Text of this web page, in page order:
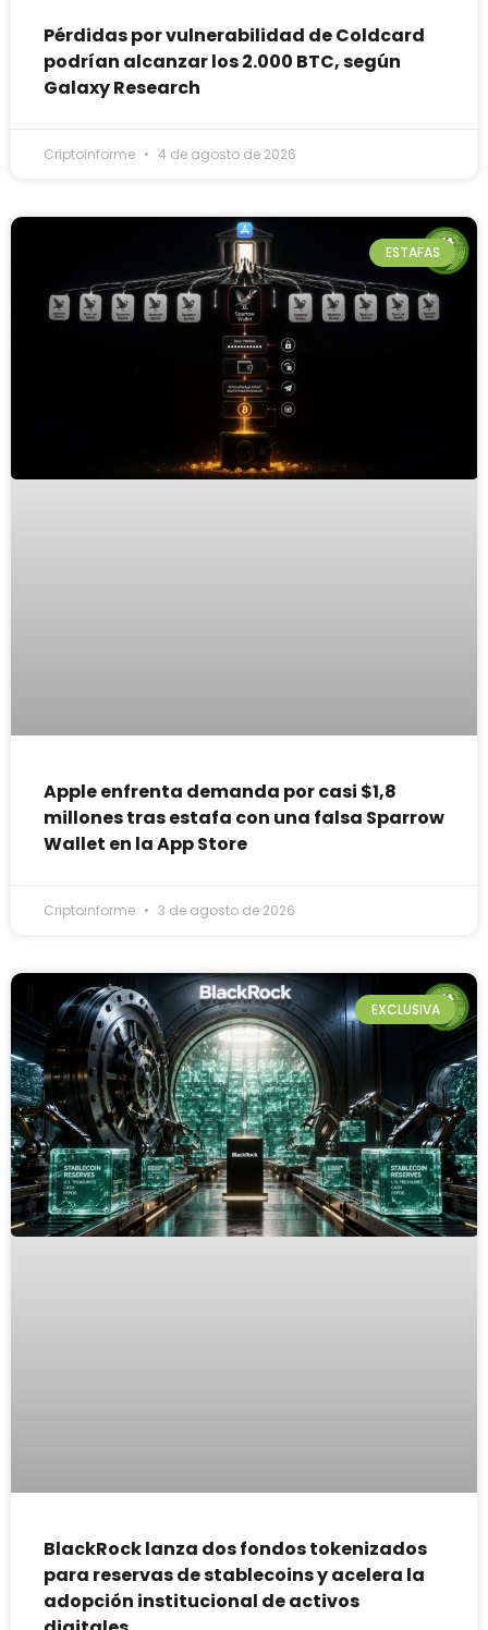
Pérdidas por vulnerabilidad de Coldcard
podrían alcanzar los 2.000 BTC, según
Galaxy Research
Criptoinforme 4 de agosto de 2026
ESTAFAS
Apple enfrenta demanda por casi $1,8
millones tras estafa con una falsa Sparrow
Wallet en la App Store
Criptoinforme 3 de agosto de 2026
EXCLUSIVA
BlackRock lanza dos fondos tokenizados
para reservas de stablecoins y acelera la
adopción institucional de activos